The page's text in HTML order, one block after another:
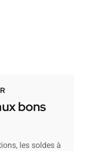
bons
les soldes à